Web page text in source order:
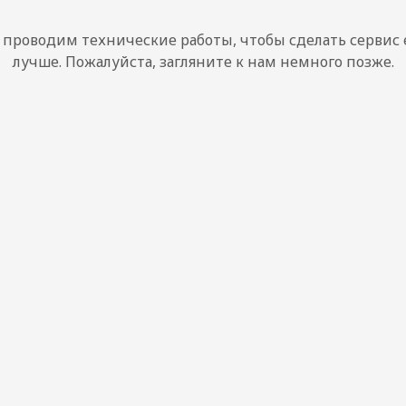
технические работы, чтобы сделать сервис
лучше. Пожалуйста, загляните к нам немного позже.